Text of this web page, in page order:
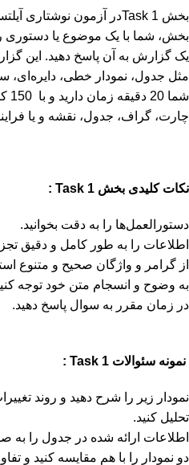
بخش، شما با یک موضوع یا دستوری
یک گزارش به آن پاسخ دهید. این
چارت، گراف، جدول، نقشه و یا
نکات کلیدی بخش Task 1 :
دستورالعمل‌ها را به دقت بخوانید.
اطلاعات را به طور کامل و دقیق
از گرامر و واژگان صحیح و متنوع
به وضوح و انسجام متن خود توجه
در زمان مقرر به سوال پاسخ دهید.
نمونه سئوالات Task 1 :
نمودار زیر را شرح دهید و روند
تحلیل کنید.
اطلاعات ارائه شده در جدول را
دو نمودار را با هم مقایسه کنید و